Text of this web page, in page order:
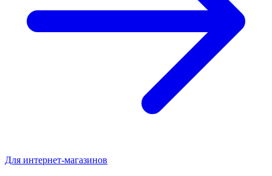
Для интернет-магазинов